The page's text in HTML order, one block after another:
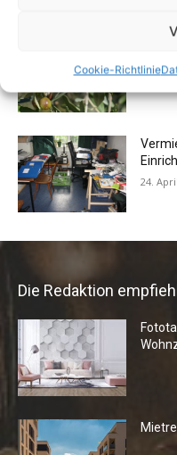
Cookie-Richtlinie
13.
24.
Die Redaktion